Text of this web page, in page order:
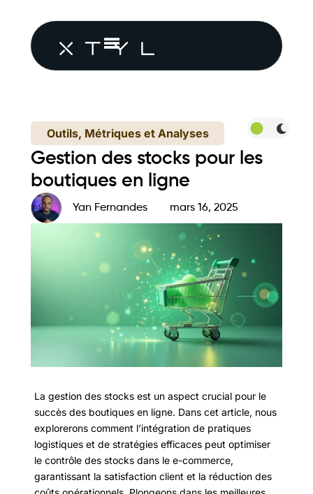
Outils, Métriques et Analyses
Gestion des stocks pour les
boutiques en ligne
Yan Fernandes mars 16, 2025
La gestion des stocks est un aspect crucial pour le
succès des boutiques en ligne. Dans cet article, nous
explorerons comment l’intégration de pratiques
logistiques et de stratégies efficaces peut optimiser
le contrôle des stocks dans le e-commerce,
garantissant la satisfaction client et la réduction des